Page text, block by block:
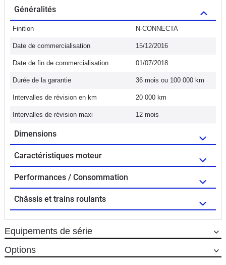
Généralités
Finition N-CONNECTA
Date de commercialisation 15/12/2016
Date de fin de commercialisation 01/07/2018
Durée de la garantie 36 mois ou 100 000 km
Intervalles de révision en km 20 000 km
Intervalles de révision maxi 12 mois
Dimensions
Caractéristiques moteur
Performances / Consommation
Châssis et trains roulants
Equipements de série
Options